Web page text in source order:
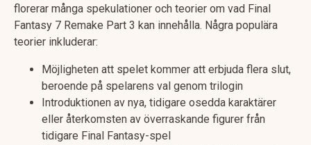
florerar många spekulationer och teorier om vad Final
Fantasy 7 Remake Part 3 kan innehålla. Några populära
teorier inkluderar:
Möjligheten att spelet kommer att erbjuda flera slut,
beroende på spelarens val genom trilogin
Introduktionen av nya, tidigare osedda karaktärer
eller återkomsten av överraskande figurer från
tidigare Final Fantasy-spel